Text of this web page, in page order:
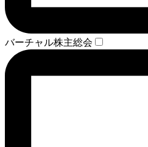
バーチャル株主総会